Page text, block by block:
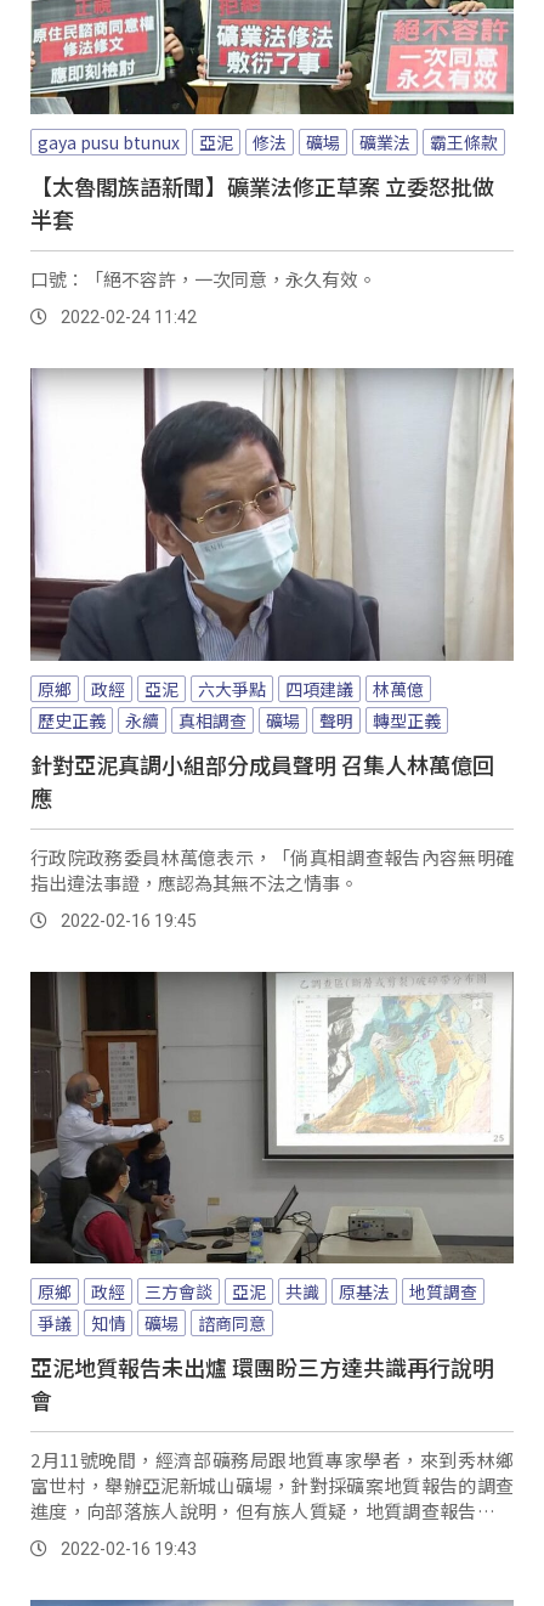
gaya pusu btunux 亞泥 修法 礦場 礦業法 霸王條款
【太魯閣族語新聞】礦業法修正草案 立委怒批做
半套
口號：「絕不容許，一次同意，永久有效。
2022-02-24 11:42
原鄉 政經 亞泥 六大爭點 四項建議
林萬億
歷史正義
永續 真相調查 礦場 聲明 轉型正義
針對亞泥真調小組部分成員聲明 召集人林萬億回
應
行政院政務委員林萬億表示，「倘真相調查報告內容無明確
指出違法事證，應認為其無不法之情事。
2022-02-16 19:45
原鄉 政經 三方會談 亞泥 共識 原基法
地質調查
爭議
知情 礦場 諮商同意
亞泥地質報告未出爐 環團盼三方達共識再行說明
會
2月11號晚間，經濟部礦務局跟地質專家學者，來到秀林鄉
富世村，舉辦亞泥新城山礦場，針對採礦案地質報告的調查
進度，向部落族人說明，但有族人質疑，地質調查報告根本
還沒達成共識，也讓居民感到錯愕，族人也質疑...。
2022-02-16 19:43